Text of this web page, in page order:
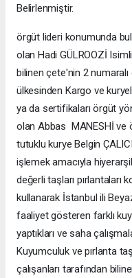
Belirlenmiştir.
örgüt lideri konumunda
olan Hadi GÜLROOZİ
bilinen çete'nin 2 numaralı
ülkesinden Kargo ve
ya da sertifikaları örgüt
olan Abbas MANESHİ ve
tutuklu kurye Belgin
işlemek amacıyla
değerli taşları pırlantaları
kullanarak İstanbul ili
faaliyet gösteren farklı
yaptıkları ve saha
Kuyumculuk ve pırlanta
çalışanları tarafından